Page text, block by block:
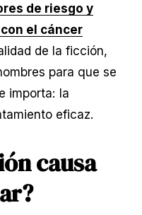
de riesgo y
el cáncer
de la ficción,
para que se
importa: la
eficaz.
causa